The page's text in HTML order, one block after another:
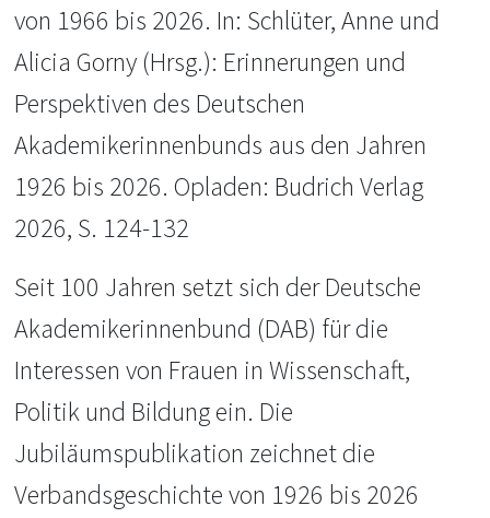
von 1966 bis 2026. In: Schlüter, Anne und
Alicia Gorny (Hrsg.): Erinnerungen und
Perspektiven des Deutschen
Akademikerinnenbunds aus den Jahren
1926 bis 2026. Opladen: Budrich Verlag
2026, S. 124-132
Seit 100 Jahren setzt sich der Deutsche
Akademikerinnenbund (DAB) für die
Interessen von Frauen in Wissenschaft,
Politik und Bildung ein. Die
Jubiläumspublikation zeichnet die
Verbandsgeschichte von 1926 bis 2026